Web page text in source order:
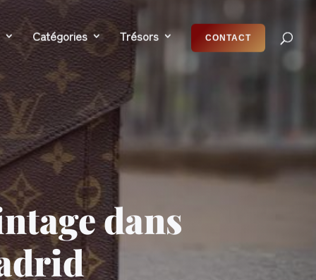
Catégories Trésors CONTACT
dans